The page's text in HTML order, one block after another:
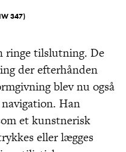
347)
ringe tilslutning. De
der efterhånden
blev nu også
Han
et kunstnerisk
eller lægges